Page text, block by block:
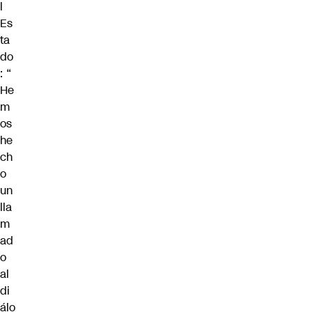
l
Es
ta
do
: “
He
m
os
he
ch
o
un
lla
m
ad
o
al
di
álo